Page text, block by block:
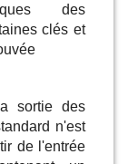
des
clés et
sortie des
n'est
de l'entrée